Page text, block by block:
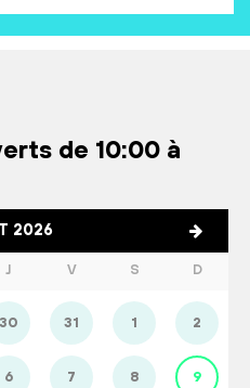
de 10:00 à
2026
J V S D
30 31 1 2
6 7 8 9